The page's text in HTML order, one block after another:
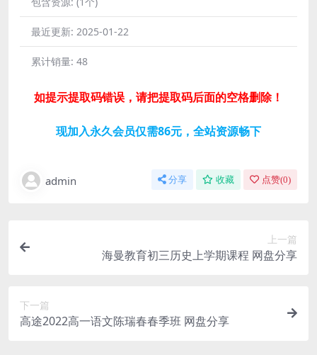
最近更新: 2025-01-22
累计销量: 48
如提示提取码错误，请把提取码后面的空格删除！
现加入永久会员仅需86元，全站资源畅下
admin 分享 收藏 点赞(0)
上一篇
海曼教育初三历史上学期课程 网盘分享
下一篇
高途2022高一语文陈瑞春春季班 网盘分享